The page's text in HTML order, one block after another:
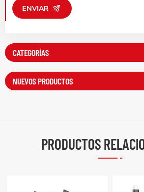
ENVIAR
CATEGORÍAS
NUEVOS PRODUCTOS
PRODUCTOS